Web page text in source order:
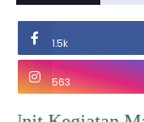
1.5k
563